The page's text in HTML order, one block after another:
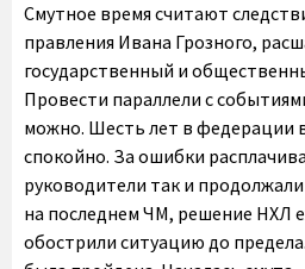
Смутное время считают
правления Ивана Грозного,
государственный и
Провести параллели с
можно. Шесть лет в федерации
спокойно. За ошибки
руководители так и
на последнем ЧМ, решение НХЛ
обострили ситуацию до